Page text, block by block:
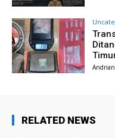
RELATED NEWS